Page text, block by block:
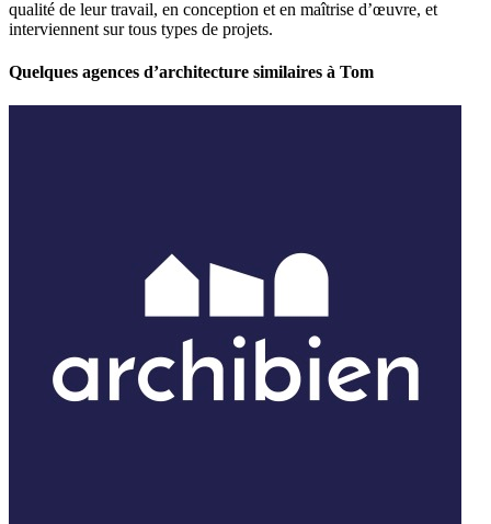
qualité de leur travail, en conception et en maîtrise d’œuvre, et
interviennent sur tous types de projets.
Quelques agences d’architecture similaires à Tom